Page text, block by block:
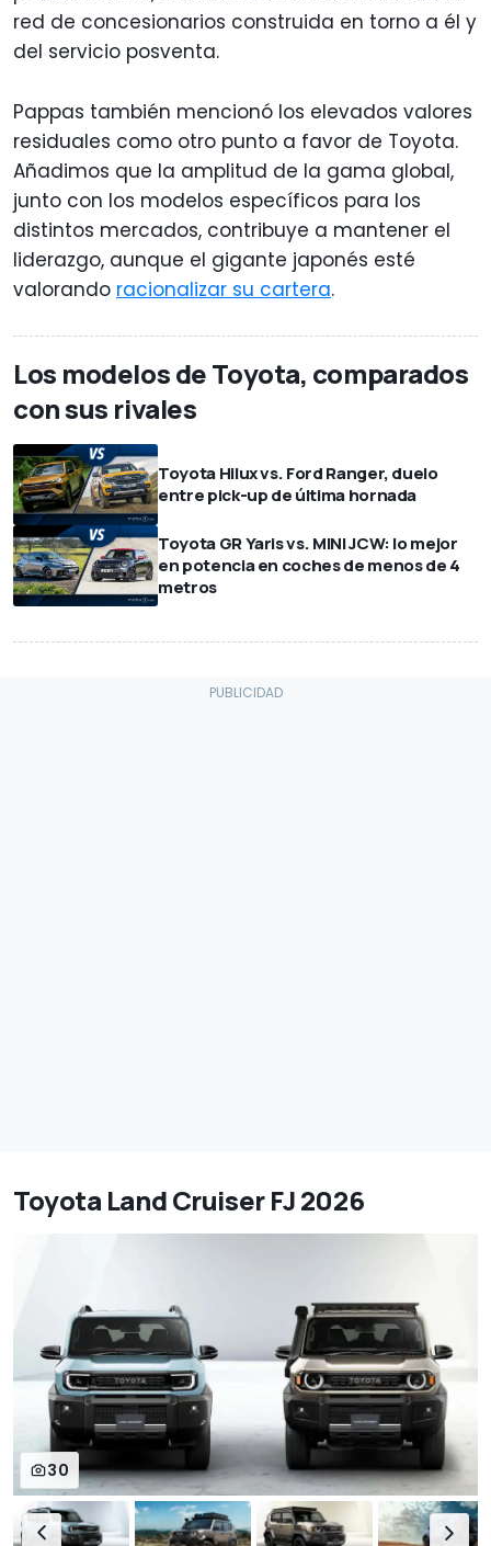
red de concesionarios construida en torno a él y
del servicio posventa.
Pappas también mencionó los elevados valores
residuales como otro punto a favor de Toyota.
Añadimos que la amplitud de la gama global,
junto con los modelos específicos para los
distintos mercados, contribuye a mantener el
liderazgo, aunque el gigante japonés esté
valorando racionalizar su cartera.
Los modelos de Toyota, comparados
con sus rivales
Toyota Hilux vs. Ford Ranger, duelo
entre pick-up de última hornada
Toyota GR Yaris vs. MINI JCW: lo mejor
en potencia en coches de menos de 4
metros
Toyota Land Cruiser FJ 2026
30